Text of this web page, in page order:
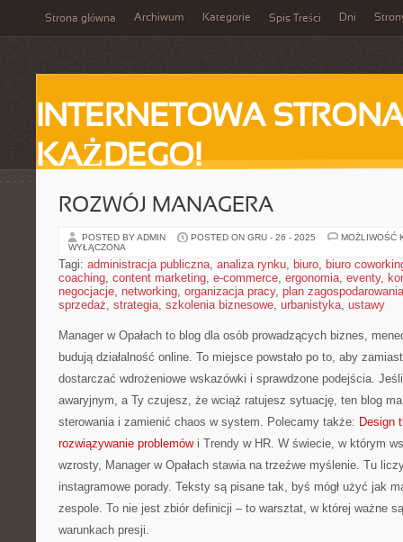
Strona główna Archiwum Kategorie Spis Treści Dni
INTERNETOWA
KAŻDEGO!
ROZWÓJ MANAGERA
POSTED BY ADMIN POSTED ON GRU - 26 - 2025
MOŻLIWOŚĆ
WYŁĄCZONA
Tagi: administracja publiczna, analiza rynku, biuro, biuro
coaching, content marketing, e-commerce, ergonomia, eventy,
negocjacje, networking, organizacja pracy, plan zagospodarowania
sprzedaż, strategia, szkolenia biznesowe, urbanistyka, ustawy
Manager w Opałach to blog dla osób prowadzących biznes,
budują działalność online. To miejsce powstało po to, aby
dostarczać wdrożeniowe wskazówki i sprawdzone podejścia.
awaryjnym, a Ty czujesz, że wciąż ratujesz sytuację, ten blog
sterowania i zamienić chaos w system. Polecamy także: Design
rozwiązywanie problemówi Trendy w HR. W świecie, w którym
wzrosty, Manager w Opałach stawia na trzeźwe myślenie. Tu
instagramowe porady. Teksty są pisane tak, byś mógł użyć jak
zespole. To nie jest zbiór definicji – to warsztat, w której ważne
warunkach presji.